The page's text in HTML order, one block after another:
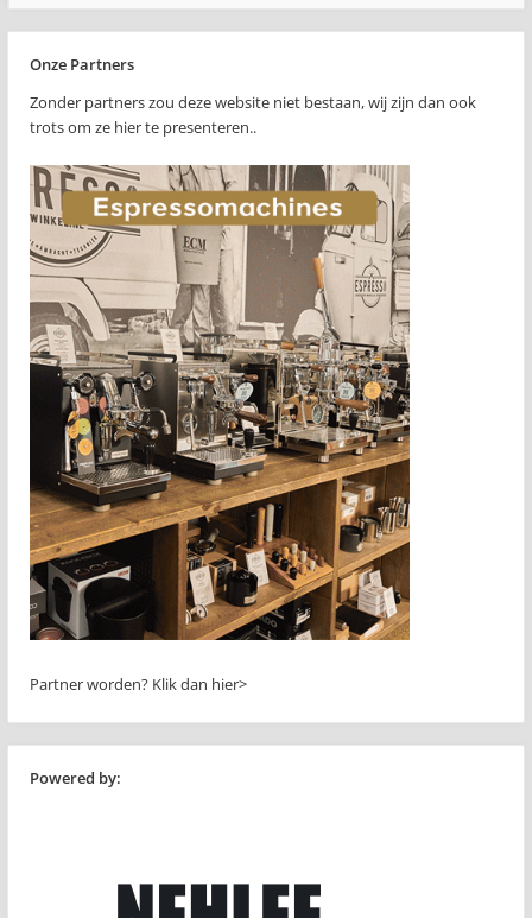
Onze Partners
Zonder partners zou deze website niet bestaan, wij zijn dan ook
trots om ze hier te presenteren..
Partner worden? Klik dan hier>
Powered by: